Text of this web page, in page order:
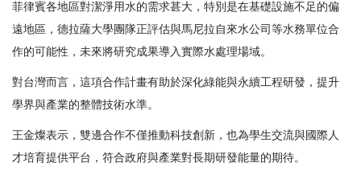
菲律賓各地區對潔淨用水的需求甚大，特別是在基礎設施不足的偏
遠地區，德拉薩大學團隊正評估與馬尼拉自來水公司等水務單位合
作的可能性，未來將研究成果導入實際水處理場域。
對台灣而言，這項合作計畫有助於深化綠能與永續工程研發，提升
學界與產業的整體技術水準。
王金燦表示，雙邊合作不僅推動科技創新，也為學生交流與國際人
才培育提供平台，符合政府與產業對長期研發能量的期待。